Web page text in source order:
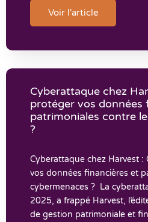
Voir l'article
Cyberattaque chez
protéger vos données
patrimoniales contre
?
Cyberattaque chez Harvest
vos données financières et
cybermenaces ? La
2025, a frappé Harvest,
de gestion patrimoniale et